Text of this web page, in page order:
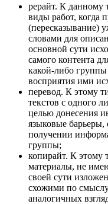
рерайт. К данному
виды работ, когда
(пересказывание)
словами для
основной сути
самого контента
какой-либо группы
восприятия ими
перевод. К этому
текстов с одного
целью донесения
языковые барьеры,
получении
группы;
копирайт. К этому
материалы, не
своей сути
схожими по
аналогичных